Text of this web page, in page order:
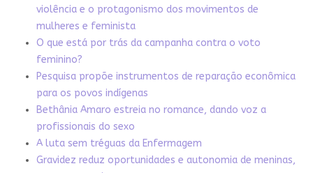
violência e o protagonismo dos movimentos de
mulheres e feminista
O que está por trás da campanha contra o voto
feminino?
Pesquisa propõe instrumentos de reparação econômica
para os povos indígenas
Bethânia Amaro estreia no romance, dando voz a
profissionais do sexo
A luta sem tréguas da Enfermagem
Gravidez reduz oportunidades e autonomia de meninas,